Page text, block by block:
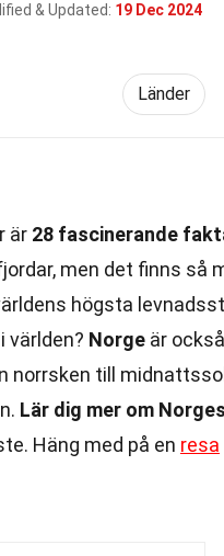
& Updated: 19 Dec 2024
Länder
är 28 fascinerande
men det finns så
högsta
världen? Norge är
norrsken till
Lär dig mer om
Häng med på en resa